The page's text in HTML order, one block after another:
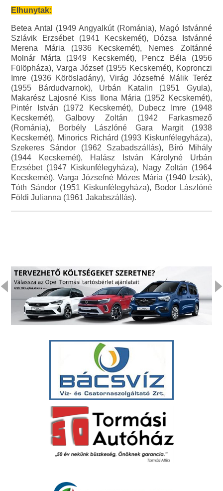
Elhunytak:
Betea Antal (1949 Angyalkút (Románia), Magó Istvánné
Szlávik Erzsébet (1941 Kecskemét), Dózsa Istvánné
Merena Mária (1936 Kecskemét), Nemes Zoltánné
Molnár Márta (1949 Kecskemét), Pencz Béla (1956
Fülöpháza), Varga József (1955 Kecskemét), Kopronczi
Imre (1936 Körösladány), Virág Józsefné Málik Teréz
(1955 Bárdudvarnok), Urbán Katalin (1951 Gyula),
Makarész Lajosné Kiss Ilona Mária (1952 Kecskemét),
Pintér István (1972 Kecskemét), Dubecz Imre (1948
Kecskemét), Galbovy Zoltán (1942 Farkasmező
(Románia), Borbély Lászlóné Gara Margit (1938
Kecskemét), Minorics Richárd (1993 Kiskunfélegyháza),
Szekeres Sándor (1962 Szabadszállás), Bíró Mihály
(1944 Kecskemét), Halász István Károlyné Urbán
Erzsébet (1947 Kiskunfélegyháza), Nagy Zoltán (1964
Kecskemét), Varga Józsefné Mózes Mária (1940 Izsák),
Tóth Sándor (1951 Kiskunfélegyháza), Bodor Lászlóné
Földi Julianna (1961 Jakabszállás).